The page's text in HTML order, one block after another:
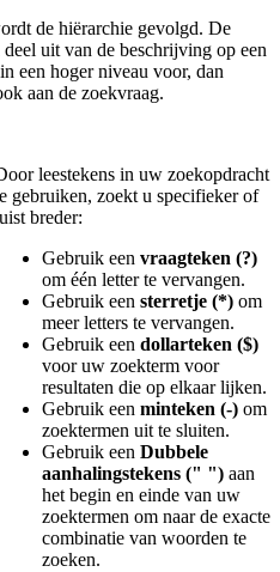
de hiërarchie gevolgd. De
uit van de beschrijving op een
een hoger niveau voor, dan
aan de zoekvraag.
leestekens in uw zoekopdracht
gebruiken, zoekt u specifieker of
breder:
Gebruik een vraagteken (?)
om één letter te vervangen.
Gebruik een sterretje (*) om
meer letters te vervangen.
Gebruik een dollarteken ($)
voor uw zoekterm voor
resultaten die op elkaar lijken.
Gebruik een minteken (-) om
zoektermen uit te sluiten.
Gebruik een Dubbele
aanhalingstekens (" ") aan
het begin en einde van uw
zoektermen om naar de exacte
combinatie van woorden te
zoeken.